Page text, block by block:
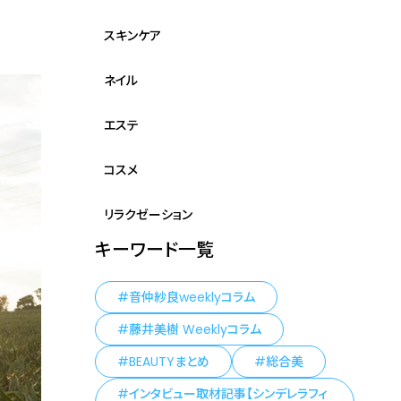
スキンケア
ネイル
エステ
コスメ
リラクゼーション
キーワード一覧
音仲紗良weeklyコラム
藤井美樹 Weeklyコラム
BEAUTYまとめ
総合美
インタビュー取材記事【シンデレラフィ